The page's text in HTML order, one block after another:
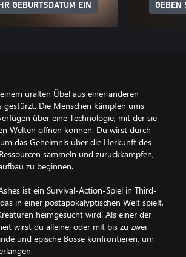
GEBURTSDATUM EIN GEBEN
uralten Übel aus einer anderen
gestürzt. Die Menschen kämpfen ums
über eine Technologie, mit der sie
Welten öffnen können. Du wirst durch
das Geheimnis über die Herkunft des
sammeln und zurückkämpfen,
zu beginnen.
ist ein Survival-Action-Spiel in Third-
in einer postapokalyptischen Welt spielt,
heimgesucht wird. Als einer der
wirst du alleine, oder mit bis zu zwei
und epische Bosse konfrontieren, um